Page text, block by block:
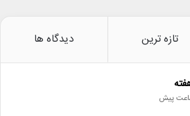
تازه ترین دیدگاه ها